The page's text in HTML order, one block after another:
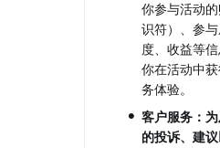
你参与活动
识符）、参
度、收益等
你在活动中
务体验。
• 客户服务：
的投诉、建